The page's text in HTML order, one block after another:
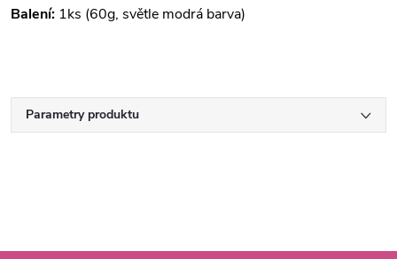
Balení: 1ks (60g, světle modrá barva)
Parametry produktu